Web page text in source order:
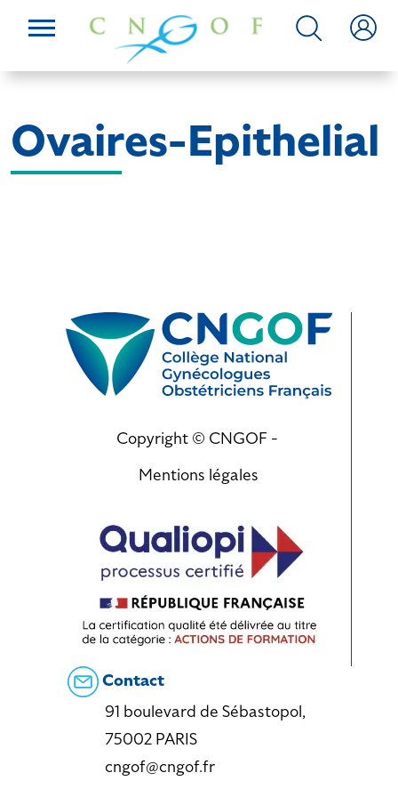
Ovaires-Epithelial
Copyright © CNGOF -
Mentions légales
Contact
91 boulevard de Sébastopol,
75002 PARIS
cngof@cngof.fr